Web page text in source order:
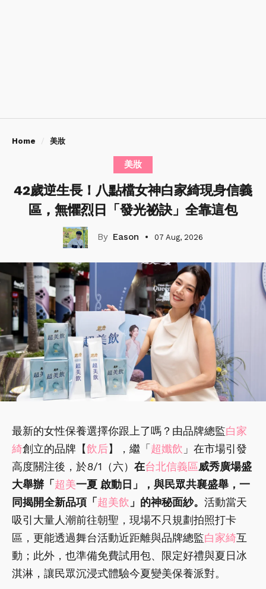
Home 美妝
美妝
42歲逆生長！八點檔女神白家綺現身信義
區，無懼烈日「發光祕訣」全靠這包
Eason 07 Aug, 2026
最新的女性保養選擇你跟上了嗎？由品牌總監白家
綺創立的品牌【飲后】，繼「 超孅飲 」在市場引發
高度關注後，於8/1（六） 在台北信義區威秀廣場盛
大舉辦「 超美一夏 啟動日」，與民眾共襄盛舉，一
同揭開全新品項「 超美飲 」的神秘面紗。 活動當天
吸引大量人潮前往朝聖，現場不只規劃拍照打卡
區，更能透過舞台活動近距離與品牌總監白家綺互
動；此外，也準備免費試用包、限定好禮與夏日冰
淇淋，讓民眾沉浸式體驗今夏變美保養派對。